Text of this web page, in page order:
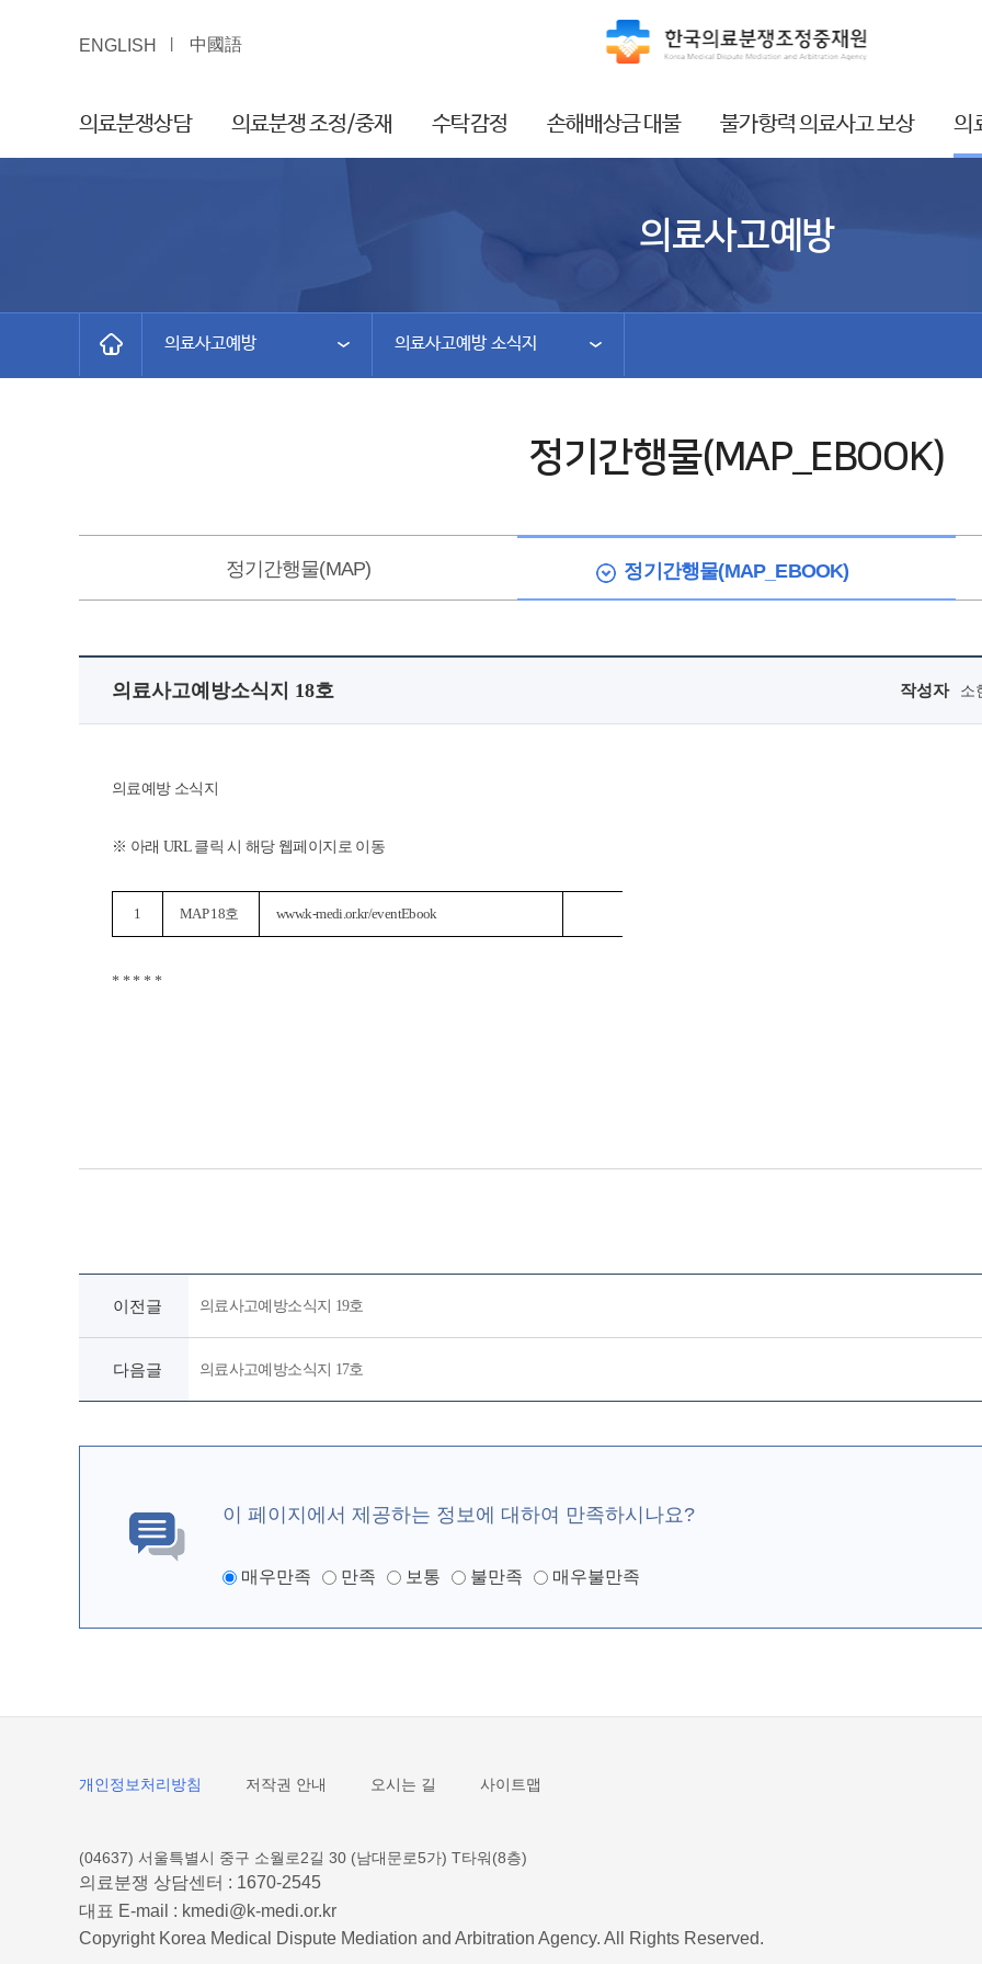
ENGLISH 中國語
의료분쟁상담 의료분쟁 조정/중재 수탁감정 손해배상금 대불 불가항력 의료사고 보상 의
의료사고예방
의료사고예방 의료사고예방 소식지
정기간행물(MAP_EBOOK)
정기간행물(MAP) 정기간행물(MAP_EBOOK)
의료사고예방소식지 18호 작성자 소
의료예방 소식지
※ 아래 URL 클릭 시 해당 웹페이지로 이동
1 MAP 18호 www.k-medi.or.kr/eventEbook
* * * * *
이전글 의료사고예방소식지 19호
다음글 의료사고예방소식지 17호
이 페이지에서 제공하는 정보에 대하여 만족하시나요?
매우만족 만족 보통 불만족 매우불만족
개인정보처리방침 저작권 안내 오시는 길 사이트맵
(04637) 서울특별시 중구 소월로2길 30 (남대문로5가) T타워(8층)
의료분쟁 상담센터 : 1670-2545
대표 E-mail : kmedi@k-medi.or.kr
Copyright Korea Medical Dispute Mediation and Arbitration Agency. All Rights Reserved.